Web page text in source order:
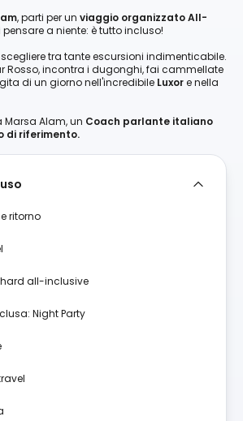
, parti per un viaggio organizzato All-
a niente: è tutto incluso!
tra tante escursioni indimenticabile.
Rosso, incontra i dugonghi, fai cammellate
di un giorno nell'incredibile Luxore nella
Alam, un Coach parlante italiano
di riferimento.
ritorno
all-inclusive
Night Party